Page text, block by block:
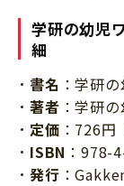
学研の幼児
細
書名 ：学研
著者 ：学研
定価 ：726円
ISBN ：978-
発行 ：